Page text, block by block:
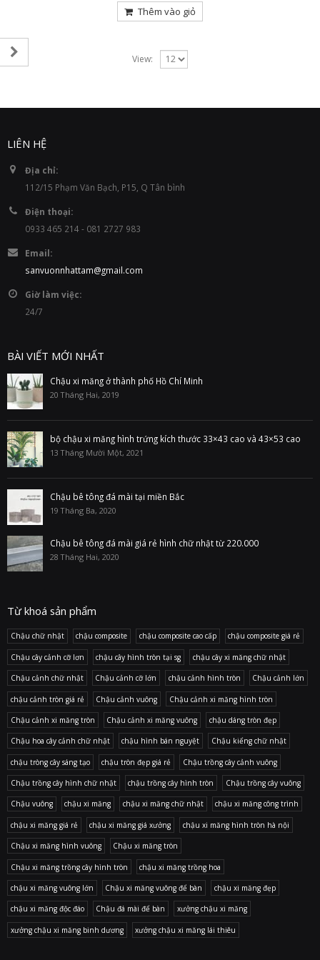
Thêm vào giỏ
View:
LIÊN HỆ
Địa chỉ:
112/15 Phạm Văn Bạch, P15, Q Tân bình
Điện thoại:
0933 465 214 - 081 2727 983
Email:
sanvuonnhattam@gmail.com
Giờ làm việc:
24/7
BÀI VIẾT MỚI NHẤT
Chậu xi măng ở thành phố Hồ Chí Minh
20 Tháng Hai, 2019
bộ chậu xi măng hình trứng kích thước 33×43 cao và 43×53 cao
13 Tháng Mười Một, 2021
Chậu bê tông đá mài tại miền Bắc
19 Tháng Ba, 2020
Chậu bê tông đá mài giá rẻ hình chữ nhật từ 220.000
28 Tháng Hai, 2020
Từ khoá sản phẩm
Chậu chữ nhật chậu composite chậu composite cao cấp chậu composite giá rẻ
Chậu cây cảnh cỡ lơn chậu cây hình tròn tại sg chậu cây xi măng chữ nhật
Chậu cảnh chữ nhật Chậu cảnh cỡ lớn chậu cảnh hình tròn Chậu cảnh lớn
chậu cảnh tròn giá rẻ Chậu cảnh vuông Chậu cảnh xi măng hình tròn
Chậu cảnh xi măng tròn Chậu cảnh xi măng vuông chậu dáng tròn đẹp
Chậu hoa cây cảnh chữ nhật chậu hình bán nguyệt Chậu kiểng chữ nhật
chậu tròng cây sáng tạo chậu tròn đẹp giá rẻ Chậu trồng cây cảnh vuông
Chậu trồng cây hình chữ nhật chậu trồng cây hình tròn Chậu trồng cây vuông
Chậu vuông chậu xi măng chậu xi măng chữ nhật chậu xi măng công trình
chậu xi măng giá rẻ chậu xi măng giá xưởng chậu xi măng hình tròn hà nội
Chậu xi măng hình vuông Chậu xi măng tròn
Chậu xi măng trồng cây hình tròn chậu xi măng trồng hoa
chậu xi măng vuông lớn Chậu xi măng vuông để bàn chậu xi măng đẹp
chậu xi măng độc đáo Chậu đá mài để bàn xưởng chậu xi măng
xưởng chậu xi măng binh dương xưởng chậu xi măng lái thiêu